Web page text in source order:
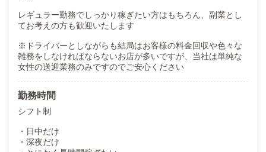
レギュラー勤務でしっかり稼ぎたい方はもちろん、副業とし
てお考えの方も歓迎いたします
※ドライバーとしながらも結局はお客様の料金回収や色々な
雑務をしなければならないお店が多いですが、当社は単純な
女性の送迎業務のみですのでご安心ください
勤務時間
シフト制
・日中だけ
・深夜だけ